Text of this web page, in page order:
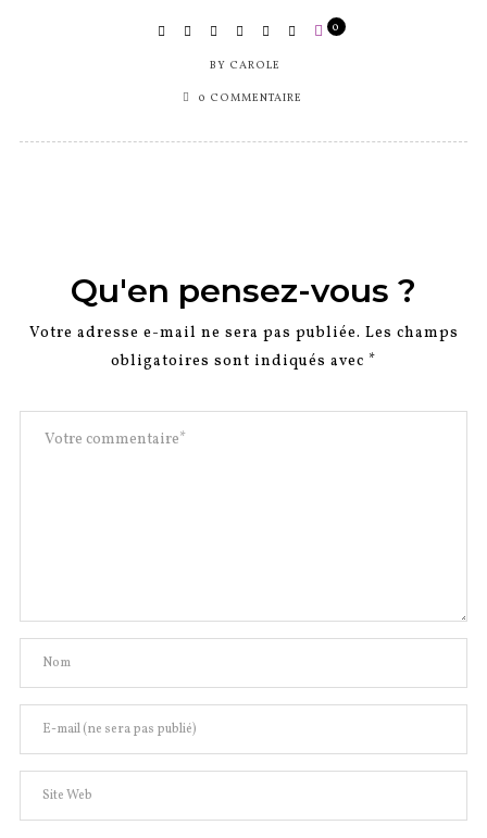
BY CAROLE
0
0 COMMENTAIRE
Qu'en pensez-vous ?
Votre adresse e-mail ne sera pas publiée. Les champs
obligatoires sont indiqués avec *